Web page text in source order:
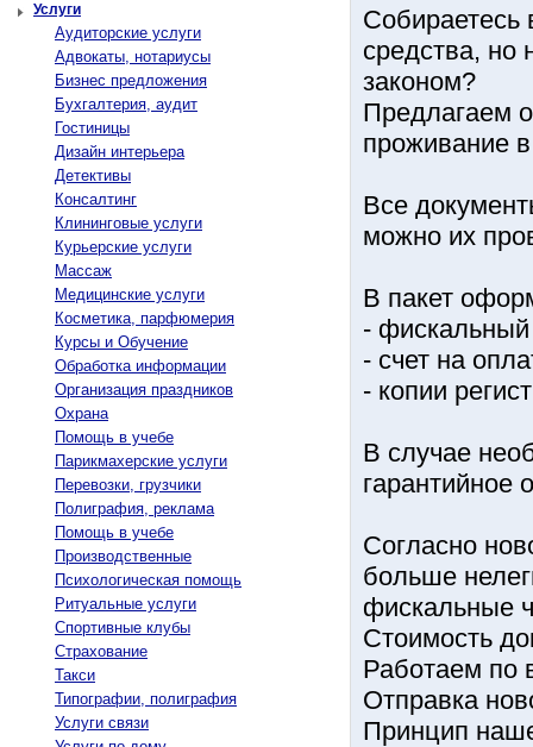
Услуги
Аудиторские услуги
Адвокаты, нотариусы
Бизнес предложения
Бухгалтерия, аудит
Гостиницы
Дизайн интерьера
Детективы
Консалтинг
Клининговые услуги
Курьерские услуги
Массаж
Медицинские услуги
Косметика, парфюмерия
Курсы и Обучение
Обработка информации
Организация праздников
Охрана
Помощь в учебе
Парикмахерские услуги
Перевозки, грузчики
Полиграфия, реклама
Помощь в учебе
Производственные
Психологическая помощь
Ритуальные услуги
Спортивные клубы
Страхование
Такси
Типографии, полиграфия
Услуги связи
Собираетесь
средства, но
законом?
Предлагаем
проживание
Все
можно их
В пакет
-
- счет на
- копии
В случае
гарантийное
Согласно
больше
фискальные
Стоимость
Работаем по
Отправка
Принцип